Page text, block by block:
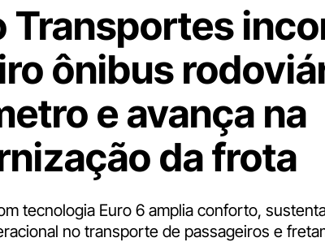
Transportes
ônibus
e avança na
da frota
tecnologia Euro 6 amplia conforto,
no transporte de passageiros e